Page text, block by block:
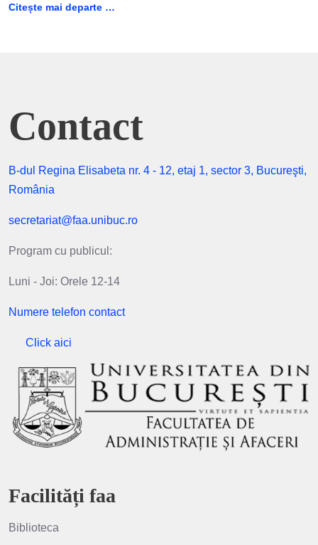
Citește mai departe …
Contact
B-dul Regina Elisabeta nr. 4 - 12, etaj 1, sector 3, Bucureşti,
România
secretariat@faa.unibuc.ro
Program cu publicul:
Luni - Joi: Orele 12-14
Numere telefon contact
Click aici
Facilități faa
Biblioteca